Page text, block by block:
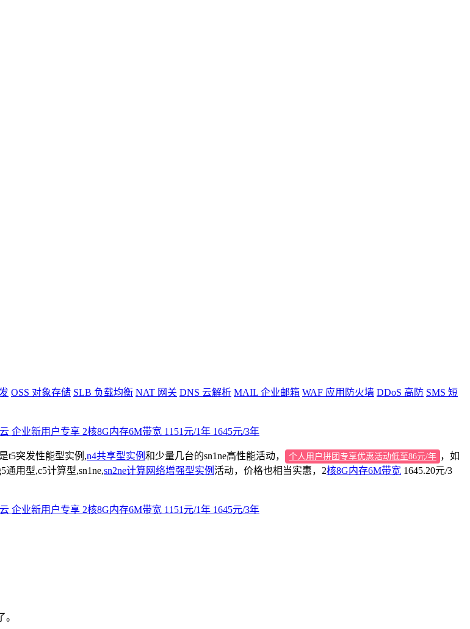
OSS 对象存储 SLB 负载均衡 NAT 网关 DNS 云解析 MAIL 企业邮箱 WAF 应用防火墙 DDoS 高防 SMS 短
t5突发性能型实例,n4共享型实例 和少量几台的sn1ne高性能活动， 个人用户拼团专享优惠活动低至86元/年 ，如
用型,c5计算型,sn1ne,sn2ne计算网络增强型实例 活动，价格也相当实惠，2核8G内存6M带宽 1645.20元/3